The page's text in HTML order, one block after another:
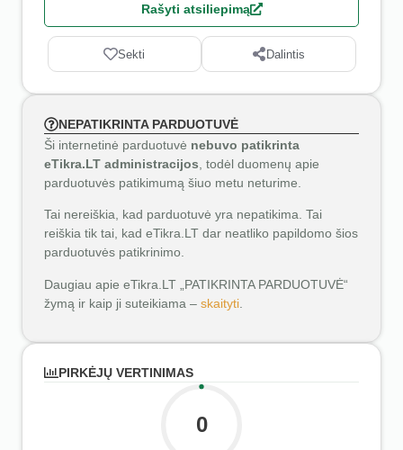
Rašyti atsiliepimą
Sekti Dalintis
NEPATIKRINTA PARDUOTUVĖ
Ši internetinė parduotuvė nebuvo patikrinta
eTikra.LT administracijos , todėl duomenų apie
parduotuvės patikimumą šiuo metu neturime.
Tai nereiškia, kad parduotuvė yra nepatikima. Tai
reiškia tik tai, kad eTikra.LT dar neatliko papildomo šios
parduotuvės patikrinimo.
Daugiau apie eTikra.LT „PATIKRINTA PARDUOTUVĖ“
žymą ir kaip ji suteikiama – skaityti
PIRKĖJŲ VERTINIMAS
0